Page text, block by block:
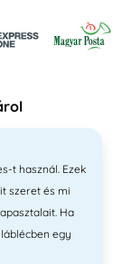
t használ. Ezek
szeret és mi
Ha
egy